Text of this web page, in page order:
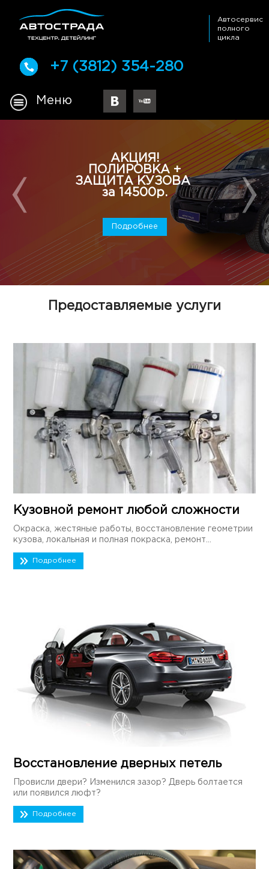
+7 (3812) 354-280
Автосервис
полного
цикла
Меню
АКЦИЯ!
ПОЛИРОВКА +
ЗАЩИТА КУЗОВА
за 14500р.
Подробнее
Предоставляемые услуги
Кузовной ремонт любой сложности
Окраска, жестяные работы, восстановление геометрии
кузова, локальная и полная покраска, ремонт...
Подробнее
Восстановление дверных петель
Провисли двери? Изменился зазор? Дверь болтается
или появился люфт?
Подробнее